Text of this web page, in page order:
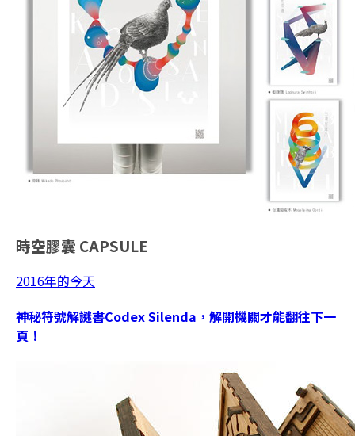
時空膠囊 CAPSULE
2016年的今天
神秘符號解謎書Codex Silenda，解開機關才能翻往下一
頁！